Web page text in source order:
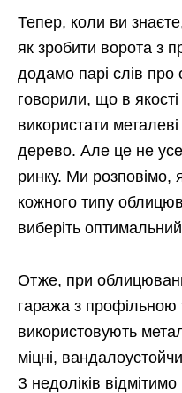
Тепер, коли ви
як зробити ворота з
додамо парі слів
говорили, що в
використати
дерево. Але це не усе
ринку. Ми розповімо,
кожного типу
виберіть
Отже, при
гаража з профільною
використовують
міцні,
З недоліків